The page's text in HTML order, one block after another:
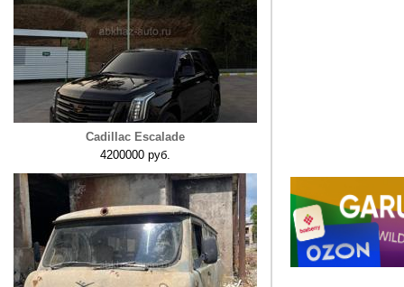
Cadillac Escalade
4200000 руб.